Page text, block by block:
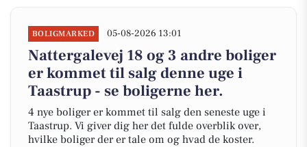
BOLIGMARKED 05-08-2026 13:01
Nattergalevej 18 og 3 andre boliger
er kommet til salg denne uge i
Taastrup - se boligerne her.
4 nye boliger er kommet til salg den seneste uge i
Taastrup. Vi giver dig her det fulde overblik over,
hvilke boliger der er tale om og hvad de koster.